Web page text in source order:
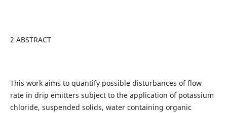
2 ABSTRACT
This work aims to quantify possible disturbances of flow
rate in drip emitters subject to the application of potassium
chloride, suspended solids, water containing organic